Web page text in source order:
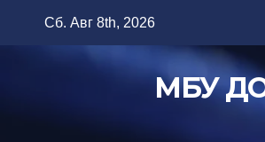
Сб. Авг 8th, 2026
МБУ ДО